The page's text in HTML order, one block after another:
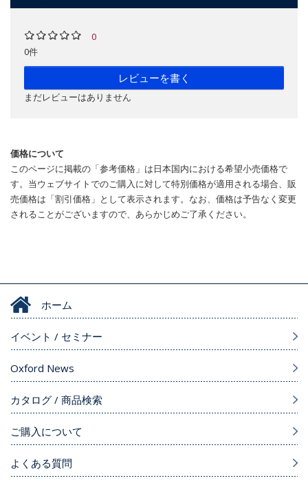
0
0件
レビューを書く
まだレビューはありません
価格について
このページに掲載の「参考価格」は日本国内における希望小売価格で
す。当ウェブサイトでのご購入に対して特別価格が適用される場合、販
売価格は「割引価格」として表示されます。なお、価格は予告なく変更
されることがございますので、あらかじめご了承ください。
ホーム
イベント / セミナー
Oxford News
カタログ / 商品検索
ご購入について
よくある質問